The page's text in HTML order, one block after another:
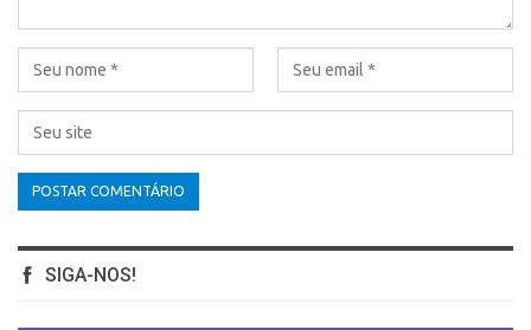
SIGA-NOS!